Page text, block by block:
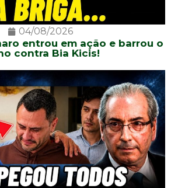
04/08/2026
entrou em ação e barrou o
contra Bia Kicis!